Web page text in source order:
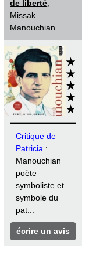
de liberté
Missak
Manouchian
Critique de
Patricia :
Manouchian
poète
symboliste et
symbole du
pat...
écrire un avis